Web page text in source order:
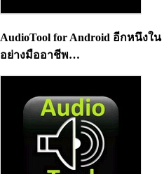
AudioTool for Android อีกหนึงใน
อย่างมืออาชีพ…